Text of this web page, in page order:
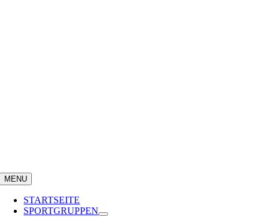
MENU
STARTSEITE
SPORTGRUPPEN